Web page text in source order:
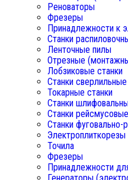
Реноваторы
Фрезеры
Принадлежности к
Станки
Ленточные пилы
Отрезные
Лобзиковые станки
Станки сверлильные
Токарные станки
Станки
Станки рейсмусовые
Станки
Электроплиткорезы
Точила
Фрезеры
Принадлежности